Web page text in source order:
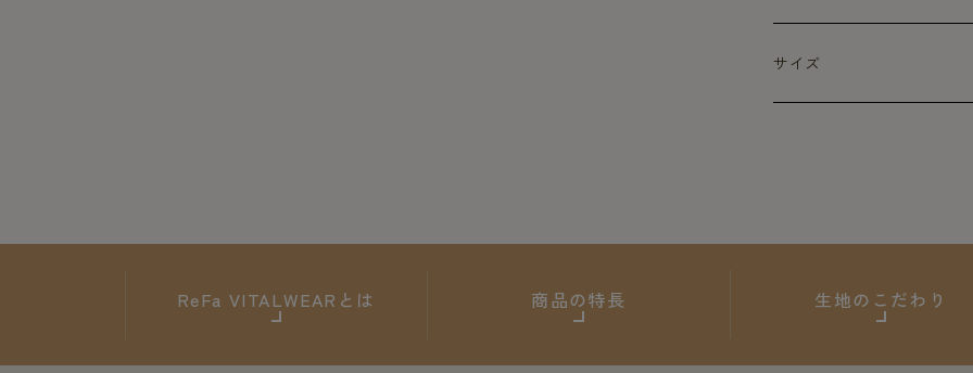
サイズ
ReFa VITALWEARとは 商品の特長 生地のこだわり